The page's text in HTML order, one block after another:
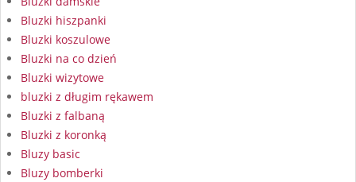
Bluzki hiszpanki
Bluzki koszulowe
Bluzki na co dzień
Bluzki wizytowe
bluzki z długim rękawem
Bluzki z falbaną
Bluzki z koronką
Bluzy basic
Bluzy bomberki